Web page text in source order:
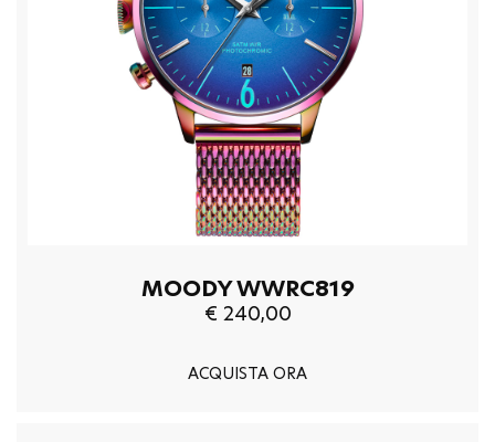
MOODY WWRC819
€ 240,00
ACQUISTA ORA